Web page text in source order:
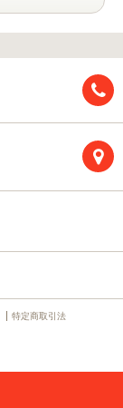
特定商取引法